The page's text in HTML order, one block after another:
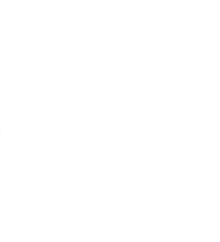
Binnen elk
het vmbo-examen
van
bij de begrippen